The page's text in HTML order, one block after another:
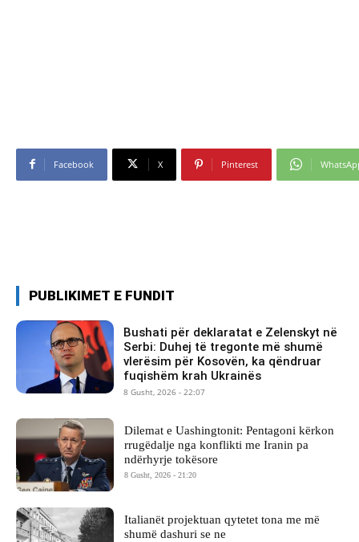
Facebook X Pinterest
PUBLIKIMET E FUNDIT
Bushati për deklaratat e Zelenskyt në
Serbi: Duhej të tregonte më shumë
vlerësim për Kosovën, ka qëndruar
fuqishëm krah Ukrainës
8 Gusht, 2026 - 22:07
Dilemat e Uashingtonit: Pentagoni kërkon
rrugëdalje nga konflikti me Iranin pa
ndërhyrje tokësore
8 Gusht, 2026 - 21:20
Italianët projektuan qytetet tona me më
shumë dashuri se ne